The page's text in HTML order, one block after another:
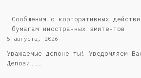
Сообщения о корпоративных
бумагам иностранных эмитентов
5 августа, 2026
Уважаемые депоненты! Уведомляем
Депози...